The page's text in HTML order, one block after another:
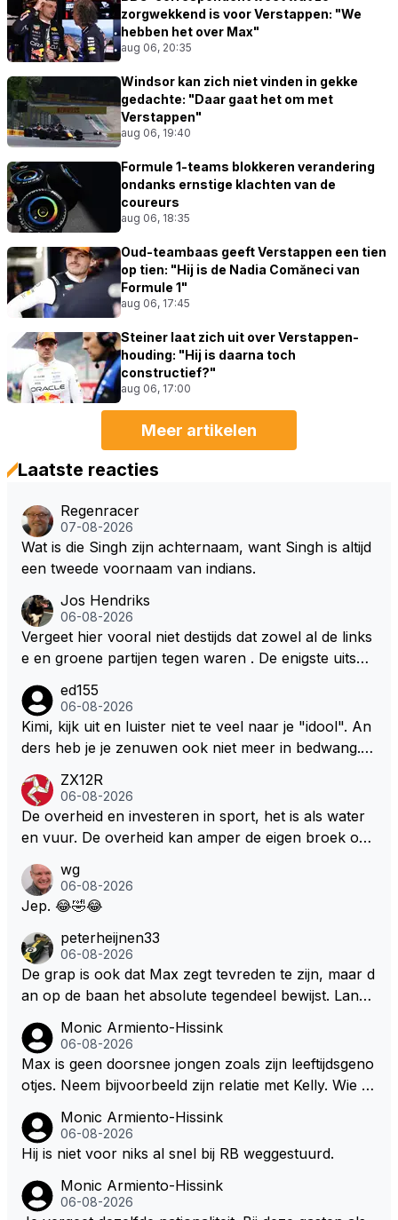
zorgwekkend is voor Verstappen: "We
hebben het over Max"
aug 06, 20:35
Windsor kan zich niet vinden in gekke
gedachte: "Daar gaat het om met
Verstappen"
aug 06, 19:40
Formule 1-teams blokkeren verandering
ondanks ernstige klachten van de
coureurs
aug 06, 18:35
Oud-teambaas geeft Verstappen een tien
op tien: "Hij is de Nadia Comăneci van
Formule 1"
aug 06, 17:45
Steiner laat zich uit over Verstappen-
houding: "Hij is daarna toch
constructief?"
aug 06, 17:00
Meer artikelen
Laatste reacties
Regenracer
07-08-2026
Wat is die Singh zijn achternaam, want Singh is altijd
een tweede voornaam van indians.
Jos Hendriks
06-08-2026
Vergeet hier vooral niet destijds dat zowel al de links
e en groene partijen tegen waren . De enigste uitspr
over dan kunnen ze hun eigen uitlaat gassen inade
men maar niet wetende was dat de F1 motor schone
r is dan een normale auto. Dus denk echt niet dat de
ters zullen steunen laat staan om een euro in het cir
cuit Zandvoort te steken
ed155
06-08-2026
Kimi, kijk uit en luister niet te veel naar je "idool". An
ders heb je je zenuwen ook niet meer in bedwang. Zi
Marquez/Jos ? Veel gezelliger
ZX12R
06-08-2026
De overheid en investeren in sport, het is als water
en vuur. De overheid kan amper de eigen broek oph
s. Je kunt de Staat het best vergelijken met de sherif
f van Nottinghem (Robin Hood) welk achter de bom
m/haar van zijn laatste zuurverdiende stuiver te ber
oven. De Staat heeft nooit ooit maar een stuiver in Z
andvoort willen investeren en dat zal ook nooit gebe
uren. Afdragen van BTW gelden en vergunningen bi
j dergelijke sportievefestiviteiten MOET je dan weer
wel afstaan, de parasiet.
wg
06-08-2026
Jep. 😂🤣😂
peterheijnen33
06-08-2026
De grap is ook dat Max zegt tevreden te zijn, maar d
an op de baan het absolute tegendeel bewijst. Lando
dan eigenlijk niet echt zien. ;)
Monic Armiento-Hissink
06-08-2026
Max is geen doorsnee jongen zoals zijn leeftijdsgeno
otjes. Neem bijvoorbeeld zijn relatie met Kelly. Wie g
artjes ouder is en al een kleine heeft van een voorm
alig RB-lid op de leeftijd van 23 jaar? Hij doet dingen
oon. Ieder jaar is er in Hongarije een uitje voor zijn t
eam. Op 28-jarige leeftijd is hij al eigenaar van een su
Monic Armiento-Hissink
06-08-2026
Hij is niet voor niks al snel bij RB weggestuurd.
Monic Armiento-Hissink
06-08-2026